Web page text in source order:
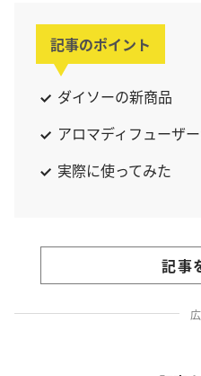
記事のポイント
ダイソーの新商品
アロマディフューザ
実際に使ってみた
記事